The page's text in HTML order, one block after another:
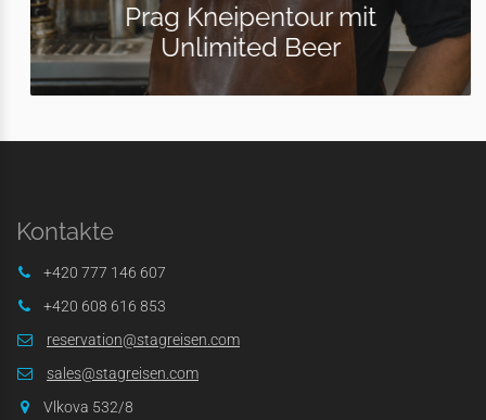
Prag Kneipentour mit
Unlimited Beer
Kontakte
+420 777 146 607
+420 608 616 853
reservation@stagreisen.com
sales@stagreisen.com
Vlkova 532/8